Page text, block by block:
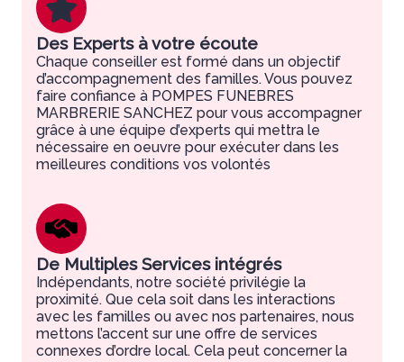
Des Experts à votre écoute
Chaque conseiller est formé dans un objectif
d’accompagnement des familles. Vous pouvez
faire confiance à POMPES FUNEBRES
MARBRERIE SANCHEZ pour vous accompagner
grâce à une équipe d’experts qui mettra le
nécessaire en oeuvre pour exécuter dans les
meilleures conditions vos volontés
De Multiples Services intégrés
Indépendants, notre société privilégie la
proximité. Que cela soit dans les interactions
avec les familles ou avec nos partenaires, nous
mettons l’accent sur une offre de services
connexes d’ordre local. Cela peut concerner la